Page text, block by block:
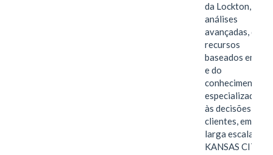
da Lockton, das
análises
avançadas, dos
recursos
baseados em IA
e do
conhecimento
especializado
às decisões dos
clientes, em
larga escala
KANSAS CITY,…